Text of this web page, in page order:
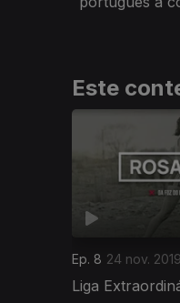
Este
Ep. 8 24 nov. 2019
Liga